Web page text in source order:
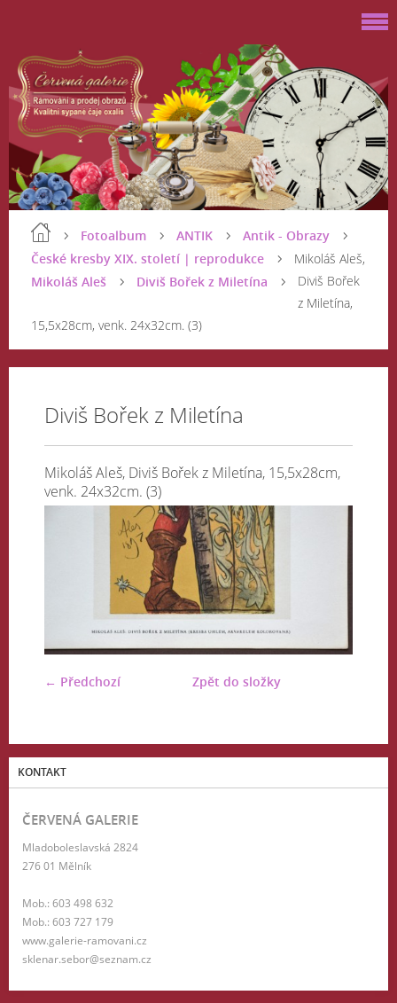
Fotoalbum ANTIK
Antik - Obrazy
České kresby XIX. století | reprodukce
Mikoláš Aleš
Diviš Bořek z Miletína
Mikoláš Aleš,
Diviš Bořek
z Miletína,
15,5x28cm, venk. 24x32cm. (3)
Diviš Bořek z Miletína
Mikoláš Aleš, Diviš Bořek z Miletína, 15,5x28cm,
venk. 24x32cm. (3)
← Předchozí Zpět do složky
KONTAKT
ČERVENÁ GALERIE
Mladoboleslavská 2824
276 01 Mělník
Mob.: 603 498 632
Mob.: 603 727 179
www.galerie-ramovani.cz
sklenar.sebor@seznam.cz